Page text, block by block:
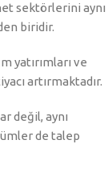
sektörlerini aynı
biridir.
yatırımları ve
artırmaktadır.
değil, aynı
de talep